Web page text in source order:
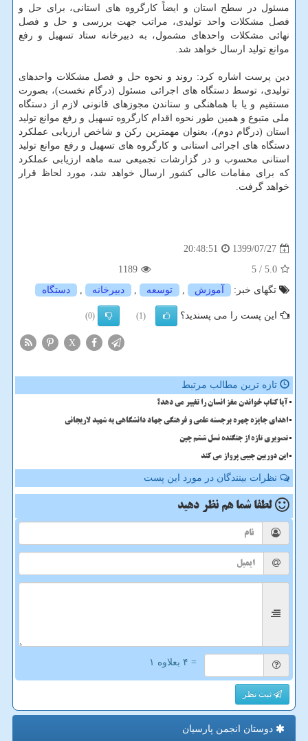
مسئول در سطح استان و ایضاً کارگروه های استانی، برای حل و
فصل مشکلات واحد تولیدی، مراتب جهت بررسی و حل و فصل
نهائی مشکلات واحدهای مشمول، به دبیرخانه ستاد تسهیل و رفع
موانع تولید ارسال خواهد شد.
دین پرست اشاره کرد: روند و نحوه حل و فصل مشکلات واحدهای
تولیدی، توسط دستگاه های اجرائی مسئول (درگام نخست)، بصورت
مستقیم و یا با هماهنگی و ستاندن مجوزهای قانونی لازم از دستگاه
ملی متبوع و همین طور نحوه اقدام کارگروه تسهیل و رفع موانع تولید
استان (درگام دوم)، بعنوان مهمترین رکن و شاخص ارزیابی عملکرد
دستگاه های اجرائی استانی و کارگروه های تسهیل و رفع موانع تولید
استانی محسوب و در گزارشات تجمیعی سه ماهه ارزیابی عملکرد
که برای مقامات عالی کشور ارسال خواهد شد، مورد لحاظ قرار
خواهد گرفت.
1399/07/27
20:48:51
5.0
/ 5
1189
تگهای خبر:
آموزش , توسعه , دبیرخانه , دستگاه
این پست را می پسندید؟ (1)
(0)
X
تازه ترین مطالب مرتبط
آیا کتاب خواندن مغز انسان را تغییر می دهد؟
اهدای جایزه چهره برجسته علمی و فرهنگی جهاد دانشگاهی به شهید لاریجانی
تصویری تازه از جنگنده نسل ششم چین
این دوربین جیبی پرواز می کند
نظرات بینندگان در مورد این پست
لطفا شما هم نظر دهید
= ۴ بعلاوه ۱
ثبت نظر
دوستان انجمن پارسیان